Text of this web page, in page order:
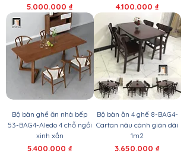
Giá
5.000.000 ₫ Giá
4.100.000 ₫
Bộ bàn ghế ăn nhà bếp
53-BAG4-Aledo 4 chỗ ngồi
xinh xắn
Giá
5.400.000 ₫
Bộ bàn ăn 4 ghế 8-BAG4-
Cartan nâu cánh gián dài
1m2
Giá
3.650.000 ₫